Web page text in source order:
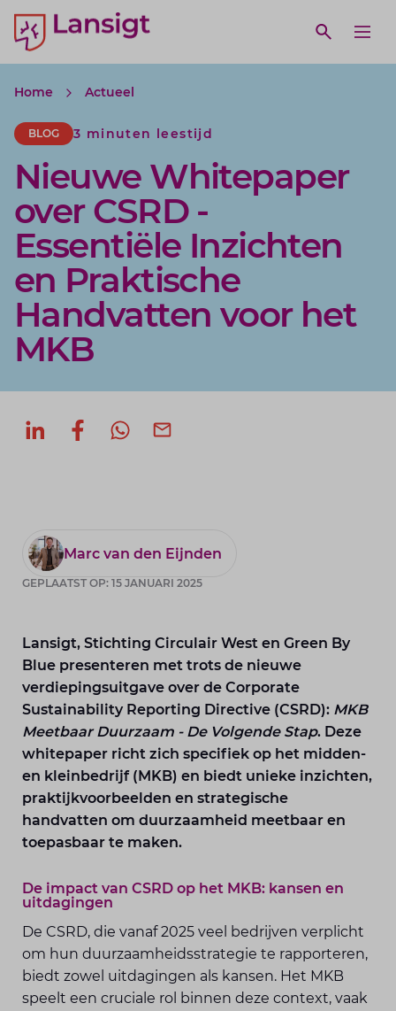
Lansigt Accountants logo
Open
search website
Home Actueel
BLOG 3 minuten leestijd
Nieuwe Whitepaper
over CSRD -
Essentiële Inzichten
en Praktische
Handvatten voor het
MKB
Deel op LinkedIn
Deel op Facebook
Marc van den Eijnden
GEPLAATST OP: 15 JANUARI 2025
Lansigt, Stichting Circulair West en Green By
Blue presenteren met trots de nieuwe
verdiepingsuitgave over de Corporate
Sustainability Reporting Directive (CSRD): MKB
Meetbaar Duurzaam - De Volgende Stap. Deze
whitepaper richt zich specifiek op het midden-
en kleinbedrijf (MKB) en biedt unieke inzichten,
praktijkvoorbeelden en strategische
handvatten om duurzaamheid meetbaar en
toepasbaar te maken.
De impact van CSRD op het MKB: kansen en
uitdagingen
De CSRD, die vanaf 2025 veel bedrijven verplicht
om hun duurzaamheidsstrategie te rapporteren,
biedt zowel uitdagingen als kansen. Het MKB
speelt een cruciale rol binnen deze context, vaak